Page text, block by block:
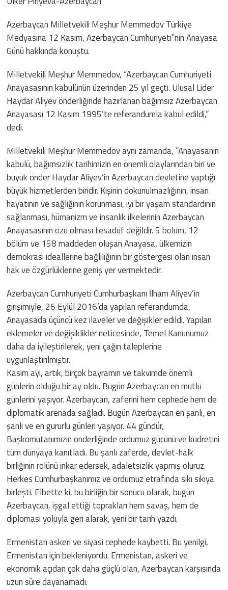
Azerbaycan Milletvekili Meşhur Memmedov Türkiye
Medyasına 12 Kasım, Azerbaycan Cumhuriyeti”nin Anayasa
Günü hakkında konuştu.
Milletvekili Meşhur Memmedov, “Azerbaycan Cumhuriyeti
Anayasasının kabulünün üzerinden 25 yıl geçti. Ulusal Lider
Haydar Aliyev önderliğinde hazırlanan bağımsız Azerbaycan
Anayasası 12 Kasım 1995’te referandumla kabul edildi,”
dedi.
Milletvekili Meşhur Memmedov aynı zamanda, “Anayasanın
kabulü, bağımsızlık tarihimizin en önemli olaylarından biri ve
büyük önder Haydar Aliyev’in Azerbaycan devletine yaptığı
büyük hizmetlerden biridir. Kişinin dokunulmazlığının, insan
hayatının ve sağlığının korunması, iyi bir yaşam standardının
sağlanması, hümanizm ve insanlık ilkelerinin Azerbaycan
Anayasasının özü olması tesadüf değildir. 5 bölüm, 12
bölüm ve 158 maddeden oluşan Anayasa, ülkemizin
demokrasi ideallerine bağlılığının bir göstergesi olan insan
hak ve özgürlüklerine geniş yer vermektedir.
Azerbaycan Cumhuriyeti Cumhurbaşkanı İlham Aliyev’in
girişimiyle, 26 Eylül 2016’da yapılan referandumda,
Anayasada üçüncü kez ilaveler ve değişikler edildi. Yapılan
eklemeler ve değişiklikler neticesinde, Temel Kanunumuz
daha da iyileştirilerek, yeni çağın taleplerine
uygunlaştırılmıştır.
Kasım ayı, artık, birçok bayramın ve takvimde önemli
günlerin olduğu bir ay oldu. Bugün Azerbaycan en mutlu
günlerini yaşıyor. Azerbaycan, zaferini hem cephede hem de
diplomatik arenada sağladı. Bugün Azerbaycan en şanlı, en
şanlı ve en gururlu günleri yaşıyor. 44 gündür,
Başkomutanımızın önderliğinde ordumuz gücünü ve kudretini
tüm dünyaya kanıtladı. Bu şanlı zaferde, devlet-halk
birliğinin rolünü inkar edersek, adaletsizlik yapmış oluruz.
Herkes Cumhurbaşkanımız ve ordumuz etrafında sıkı sıkıya
birleşti. Elbette ki, bu birliğin bir sonucu olarak, bugün
Azerbaycan, işgal ettiği toprakları hem savaş, hem de
diplomasi yoluyla geri alarak, yeni bir tarih yazdı.
Ermenistan askeri ve siyasi cephede kaybetti. Bu yenilgi,
Ermenistan için bekleniyordu. Ermenistan, askeri ve
ekonomik açıdan çok daha güçlü olan, Azerbaycan karşısında
uzun süre dayanamadı.